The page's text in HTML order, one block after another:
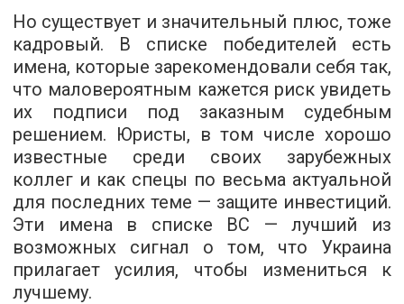
Но существует и значительный плюс, тоже
кадровый. В списке победителей есть
имена, которые зарекомендовали себя так,
что маловероятным кажется риск увидеть
их подписи под заказным судебным
решением. Юристы, в том числе хорошо
известные среди своих зарубежных
коллег и как спецы по весьма актуальной
для последних теме — защите инвестиций.
Эти имена в списке ВС — лучший из
возможных сигнал о том, что Украина
прилагает усилия, чтобы измениться к
лучшему.